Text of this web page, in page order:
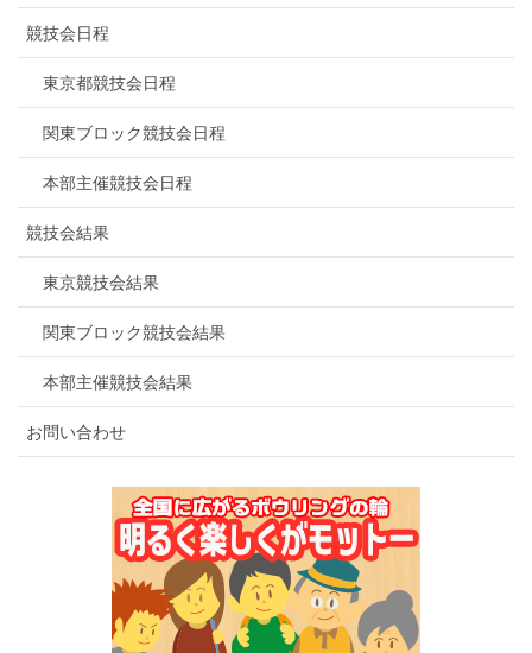
競技会日程
東京都競技会日程
関東ブロック競技会日程
本部主催競技会日程
競技会結果
東京競技会結果
関東ブロック競技会結果
本部主催競技会結果
お問い合わせ